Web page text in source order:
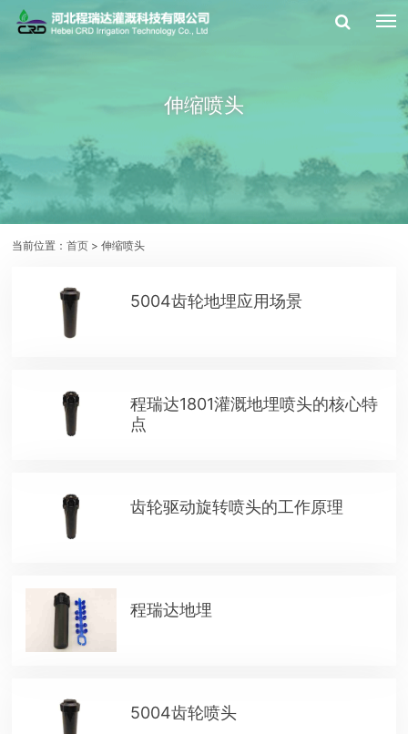
伸缩喷头
当前位置：首页 > 伸缩喷头
​5004齿轮地埋应用场景
程瑞达1801灌溉地埋喷头的核心特
点
齿轮驱动旋转喷头的工作原理
程瑞达地埋
5004齿轮喷头